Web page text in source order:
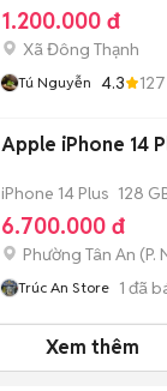
1.200.000 đ
Xã Đông Thạnh
Tú Nguyễn 4.3 127
Apple iPhone 14
iPhone 14 Plus 128
6.700.000 đ
Phường Tân An (P.
Trúc An Store 1 đã
Xem thêm